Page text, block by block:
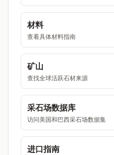
材料
查看具体材料指南
矿山
查找全球活跃石材来源
采石场数据库
访问美国和巴西采石场数据集
进口指南